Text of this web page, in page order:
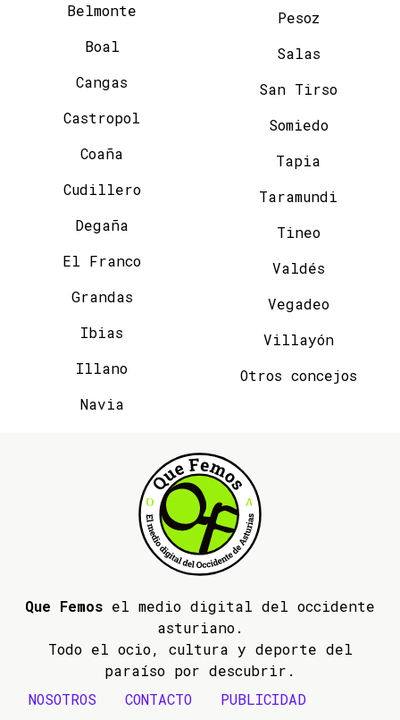
Belmonte
Boal
Cangas
Castropol
Coaña
Cudillero
Degaña
El Franco
Grandas
Ibias
Illano
Navia
Pesoz
Salas
San Tirso
Somiedo
Tapia
Taramundi
Tineo
Valdés
Vegadeo
Villayón
Otros concejos
Que Femos el medio digital del occidente
asturiano.
Todo el ocio, cultura y deporte del
paraíso por descubrir.
NOSOTROS
CONTACTO PUBLICIDAD